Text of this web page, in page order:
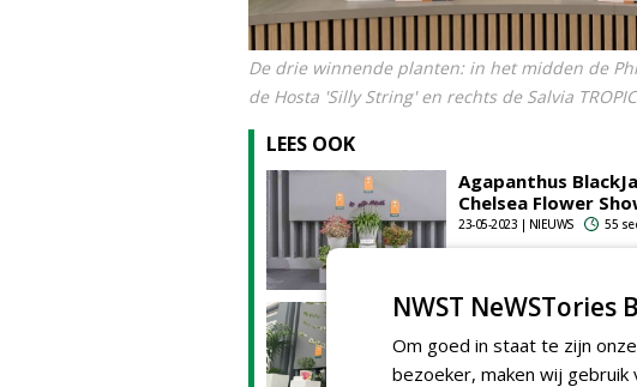
De drie winnende planten: in het midden de
de Hosta 'Silly String' en rechts de Salvia
LEES OOK
Agapanthus
Chelsea Flower
23-05-2023 | NIEUWS 55
Nieuwe
2024 op Chelsea
21-05-2024 | NIEUWS 62 sec
NWST NeWSTories
Om goed in staat te zijn
bezoeker, maken wij gebruik